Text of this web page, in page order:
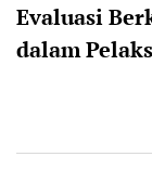
Evaluasi
dalam